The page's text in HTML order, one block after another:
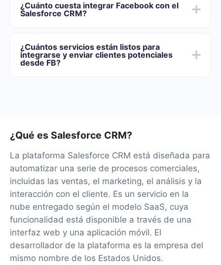
5 y 30 minutos. En promedio, la configuración demora
entre 10 y 15 minutos.
¿Cuánto cuesta integrar Facebook con el
Salesforce CRM?
de funcionalidades que mejor se adapte a sus
necesidades. Además, tienes la oportunidad de probar
el servicio de forma gratuita durante 14 días.
¿Cuántos servicios están listos para
integrarse y enviar clientes potenciales
desde FB?
¿Qué es Salesforce CRM?
La plataforma Salesforce CRM está diseñada para
automatizar una serie de procesos comerciales,
incluidas las ventas, el marketing, el análisis y la
interacción con el cliente. Es un servicio en la
nube entregado según el modelo SaaS, cuya
funcionalidad está disponible a través de una
interfaz web y una aplicación móvil. El
desarrollador de la plataforma es la empresa del
mismo nombre de los Estados Unidos.